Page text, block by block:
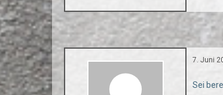
7. Juni
Sei